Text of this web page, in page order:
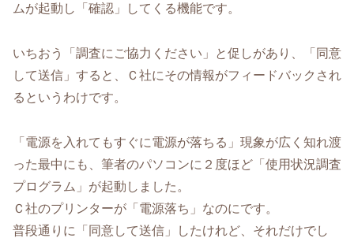
ムが起動し「確認」してくる機能です。
いちおう「調査にご協力ください」と促しがあり、「同意
して送信」すると、Ｃ社にその情報がフィードバックされ
るというわけです。
「電源を入れてもすぐに電源が落ちる」現象が広く知れ渡
った最中にも、筆者のパソコンに２度ほど「使用状況調査
プログラム」が起動しました。
Ｃ社のプリンターが「電源落ち」なのにです。
普段通りに「同意して送信」したけれど、それだけでし